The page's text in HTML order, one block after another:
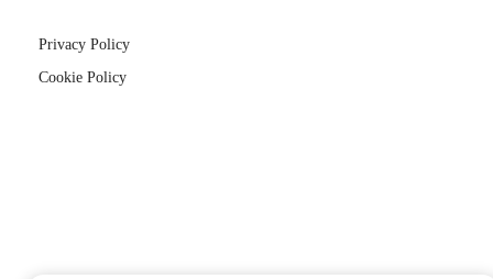
Privacy Policy
Cookie Policy